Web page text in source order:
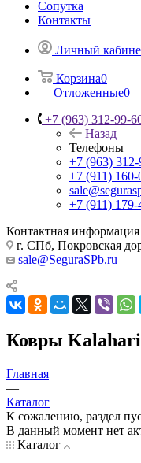
Сопутка
Контакты
Личный
Корзина0
Отложенные0
+7 (963) 312-99-
Назад
Телефоны
+7 (963)
+7 (911) 160-
+7 (911) 179-
Контактная информация
г. СПб, Покровская
sale@SeguraSPb.ru
Ковры Kalahari
Главная
—
Каталог
К сожалению, раздел
В данный момент нет
Каталог